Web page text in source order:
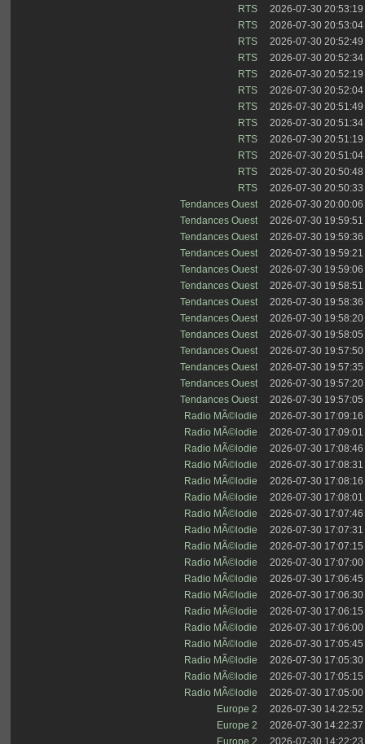
RTS
2026-07-30 20:53:19
RTS
2026-07-30 20:53:04
RTS
2026-07-30 20:52:49
RTS
2026-07-30 20:52:34
RTS
2026-07-30 20:52:19
RTS
2026-07-30 20:52:04
RTS
2026-07-30 20:51:49
RTS
2026-07-30 20:51:34
RTS
2026-07-30 20:51:19
RTS
2026-07-30 20:51:04
RTS
2026-07-30 20:50:48
RTS
2026-07-30 20:50:33
Tendances Ouest
2026-07-30 20:00:06
Tendances Ouest
2026-07-30 19:59:51
Tendances Ouest
2026-07-30 19:59:36
Tendances Ouest
2026-07-30 19:59:21
Tendances Ouest
2026-07-30 19:59:06
Tendances Ouest
2026-07-30 19:58:51
Tendances Ouest
2026-07-30 19:58:36
Tendances Ouest
2026-07-30 19:58:20
Tendances Ouest
2026-07-30 19:58:05
Tendances Ouest
2026-07-30 19:57:50
Tendances Ouest
2026-07-30 19:57:35
Tendances Ouest
2026-07-30 19:57:20
Tendances Ouest
2026-07-30 19:57:05
Radio MÃ©lodie
2026-07-30 17:09:16
Radio MÃ©lodie
2026-07-30 17:09:01
Radio MÃ©lodie
2026-07-30 17:08:46
Radio MÃ©lodie
2026-07-30 17:08:31
Radio MÃ©lodie
2026-07-30 17:08:16
Radio MÃ©lodie
2026-07-30 17:08:01
Radio MÃ©lodie
2026-07-30 17:07:46
Radio MÃ©lodie
2026-07-30 17:07:31
Radio MÃ©lodie
2026-07-30 17:07:15
Radio MÃ©lodie
2026-07-30 17:07:00
Radio MÃ©lodie
2026-07-30 17:06:45
Radio MÃ©lodie
2026-07-30 17:06:30
Radio MÃ©lodie
2026-07-30 17:06:15
Radio MÃ©lodie
2026-07-30 17:06:00
Radio MÃ©lodie
2026-07-30 17:05:45
Radio MÃ©lodie
2026-07-30 17:05:30
Radio MÃ©lodie
2026-07-30 17:05:15
Radio MÃ©lodie
2026-07-30 17:05:00
Europe 2
2026-07-30 14:22:52
Europe 2
2026-07-30 14:22:37
Europe 2
2026-07-30 14:22:23